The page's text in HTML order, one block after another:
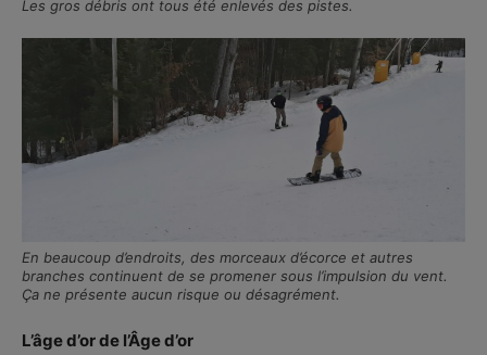
Les gros débris ont tous été enlevés des pistes.
En beaucoup d’endroits, des morceaux d’écorce et autres
branches continuent de se promener sous l’impulsion du vent.
Ça ne présente aucun risque ou désagrément.
L’âge d’or de l’Âge d’or